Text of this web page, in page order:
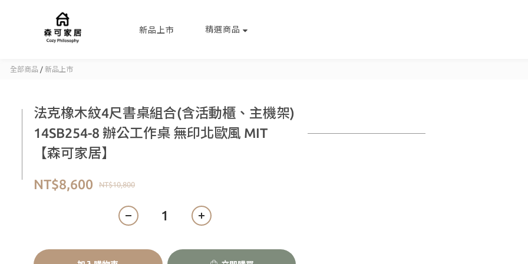
新品上市 精選商品
全部商品 / 新品上市
法克橡木紋4尺書桌組合(含活動櫃、主機架)
14SB254-8 辦公工作桌 無印北歐風 MIT
【森可家居】
NT$10,800
NT$8,600